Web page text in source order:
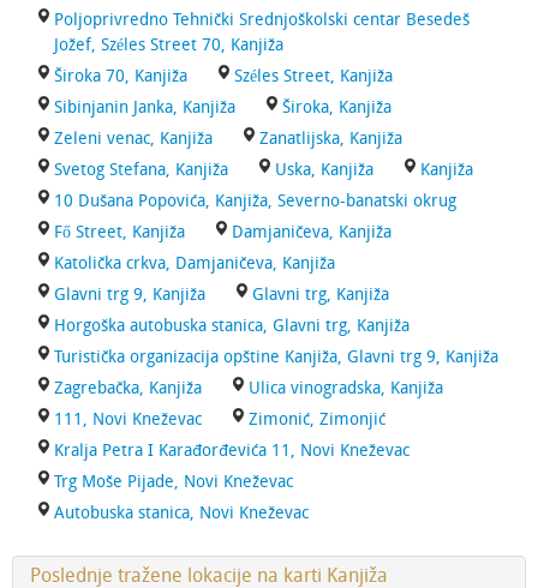
Poljoprivredno Tehnički Srednjoškolski centar Besedeš
Jožef, Széles Street 70, Kanjiža
Široka 70, Kanjiža
Széles Street, Kanjiža
Sibinjanin Janka, Kanjiža
Široka, Kanjiža
Zeleni venac, Kanjiža
Zanatlijska, Kanjiža
Svetog Stefana, Kanjiža
Uska, Kanjiža
Kanjiža
10 Dušana Popovića, Kanjiža, Severno-banatski okrug
Fő Street, Kanjiža
Damjaničeva, Kanjiža
Katolička crkva, Damjaničeva, Kanjiža
Glavni trg 9, Kanjiža
Glavni trg, Kanjiža
Horgoška autobuska stanica, Glavni trg, Kanjiža
Turistička organizacija opštine Kanjiža, Glavni trg 9, Kanjiža
Zagrebačka, Kanjiža
Ulica vinogradska, Kanjiža
111, Novi Kneževac
Zimonić, Zimonjić
Kralja Petra I Karađorđevića 11, Novi Kneževac
Trg Moše Pijade, Novi Kneževac
Autobuska stanica, Novi Kneževac
Poslednje tražene lokacije na karti Kanjiža